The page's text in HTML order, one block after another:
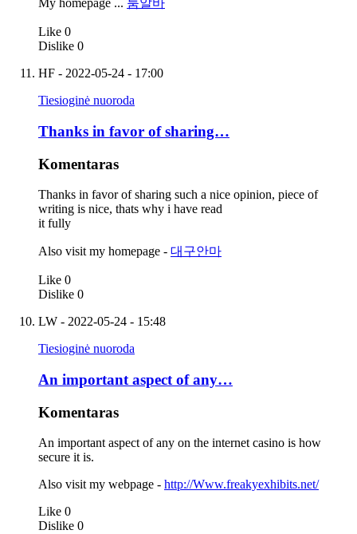
My homepage ... 룸알바
Like 0
Dislike 0
HF - 2022-05-24 - 17:00
Tiesioginė nuoroda
Thanks in favor of sharing…
Komentaras
Thanks in favor of sharing such a nice opinion, piece of
writing is nice, thats why i have read
it fully
Also visit my homepage - 대구안마
Like 0
Dislike 0
LW - 2022-05-24 - 15:48
Tiesioginė nuoroda
An important aspect of any…
Komentaras
An important aspect of any on the internet casino is how
secure it is.
Also visit my webpage - http://Www.freakyexhibits.net/
Like 0
Dislike 0